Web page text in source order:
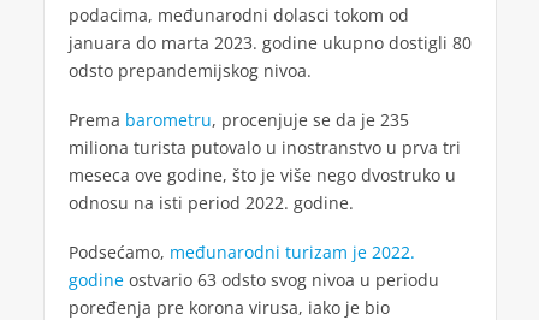
podacima, međunarodni dolasci tokom od
januara do marta 2023. godine ukupno dostigli 80
odsto prepandemijskog nivoa.
Prema barometru, procenjuje se da je 235
miliona turista putovalo u inostranstvo u prva tri
meseca ove godine, što je više nego dvostruko u
odnosu na isti period 2022. godine.
Podsećamo, međunarodni turizam je 2022.
godineostvario 63 odsto svog nivoa u periodu
poređenja pre korona virusa, iako je bio